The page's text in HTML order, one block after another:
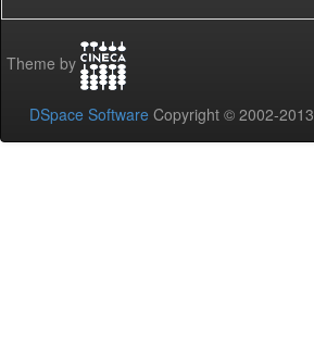
Theme by
DSpace Software Copyright © 2002-2013